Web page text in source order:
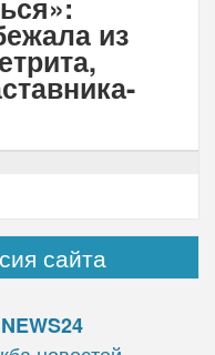
из
сайта